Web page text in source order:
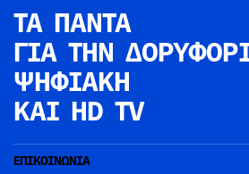
ΤΑ ΠΑΝΤΑ
ΓΙΑ ΤΗΝ
ΨΗΦΙΑΚΗ
ΚΑΙ HD TV
ΕΠΙΚΟΙΝΩΝΙΑ